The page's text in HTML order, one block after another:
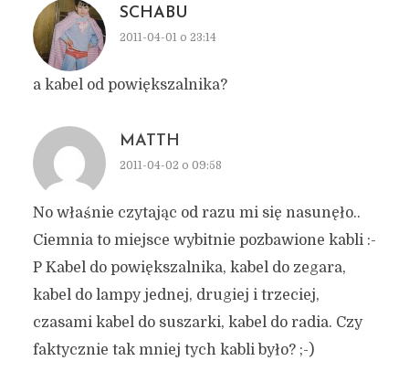
SCHABU
2011-04-01 o 23:14
a kabel od powiększalnika?
MATTH
2011-04-02 o 09:58
No właśnie czytając od razu mi się nasunęło..
Ciemnia to miejsce wybitnie pozbawione kabli :-
P Kabel do powiększalnika, kabel do zegara,
kabel do lampy jednej, drugiej i trzeciej,
czasami kabel do suszarki, kabel do radia. Czy
faktycznie tak mniej tych kabli było? ;-)